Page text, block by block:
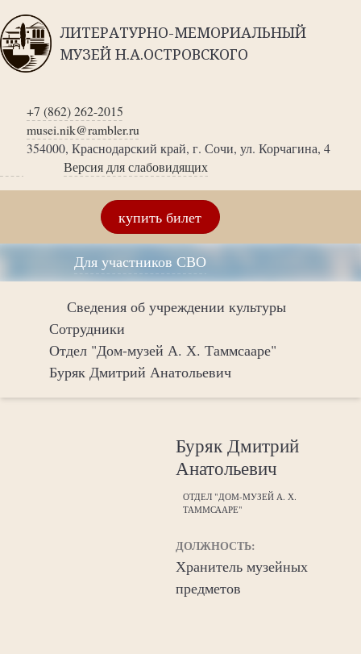
ЛИТЕРАТУРНО-МЕМОРИАЛЬНЫЙ
МУЗЕЙ Н.А.ОСТРОВСКОГО
+7 (862) 262-2015
musei.nik@rambler.ru
354000, Краснодарский край, г. Сочи, ул. Корчагина, 4
Версия для слабовидящих
купить билет
Для участников СВО
Сведения об учреждении культуры
Сотрудники
Отдел "Дом-музей А. Х. Таммсааре"
Буряк Дмитрий Анатольевич
Буряк Дмитрий
Анатольевич
ОТДЕЛ "ДОМ-МУЗЕЙ А. Х.
ТАММСААРЕ"
ДОЛЖНОСТЬ:
Хранитель музейных
предметов